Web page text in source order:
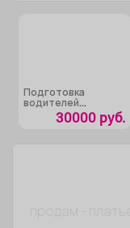
Подготовка
водителей
карьерного
самосвала30000 руб.
продам -